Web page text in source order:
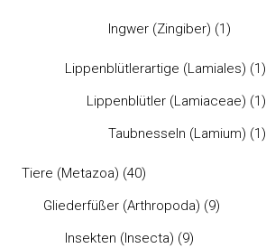
Ingwer (Zingiber) (1)
Lippenblütlerartige (Lamiales) (1)
Lippenblütler (Lamiaceae) (1)
Taubnesseln (Lamium) (1)
Tiere (Metazoa) (40)
Gliederfüßer (Arthropoda) (9)
Insekten (Insecta) (9)